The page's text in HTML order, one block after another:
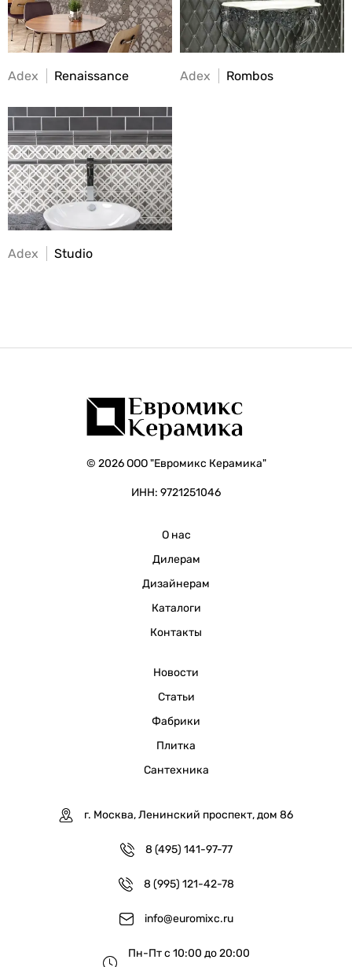
Adex Renaissance Adex Rombos
Adex Studio
© 2026 ООО "Евромикс Керамика"
ИНН: 9721251046
О нас
Дилерам
Дизайнерам
Каталоги
Контакты
Новости
Статьи
Фабрики
Плитка
Сантехника
г. Москва, Ленинский проспект, дом 86
8 (495) 141-97-77
8 (995) 121-42-78
info@euromixc.ru
Пн-Пт с 10:00 до 20:00